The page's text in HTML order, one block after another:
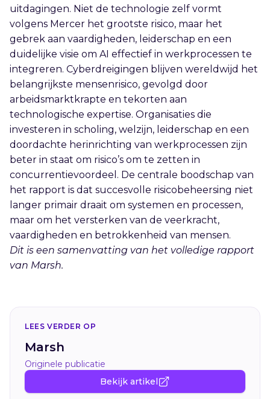
uitdagingen. Niet de technologie zelf vormt
volgens Mercer het grootste risico, maar het
gebrek aan vaardigheden, leiderschap en een
duidelijke visie om AI effectief in werkprocessen te
integreren. Cyberdreigingen blijven wereldwijd het
belangrijkste mensenrisico, gevolgd door
arbeidsmarktkrapte en tekorten aan
technologische expertise. Organisaties die
investeren in scholing, welzijn, leiderschap en een
doordachte herinrichting van werkprocessen zijn
beter in staat om risico’s om te zetten in
concurrentievoordeel. De centrale boodschap van
het rapport is dat succesvolle risicobeheersing niet
langer primair draait om systemen en processen,
maar om het versterken van de veerkracht,
vaardigheden en betrokkenheid van mensen.
Dit is een samenvatting van het volledige rapport
van Marsh.
LEES VERDER OP
Marsh
Originele publicatie
Bekijk artikel